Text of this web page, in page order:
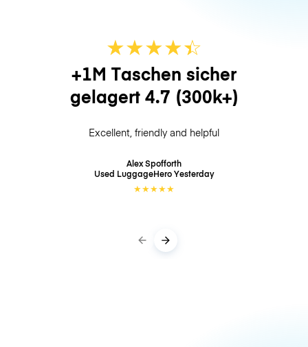
★★★★☆
★
+1M Taschen sicher
gelagert 4.7 (300k+)
Excellent, friendly and helpful
Alex Spofforth
Used LuggageHeroYesterday
★★★★★